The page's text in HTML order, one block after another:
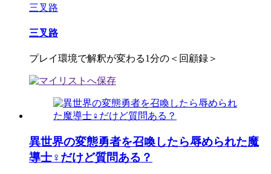
三叉路
三叉路
プレイ環境で解釈が変わる1分の＜回顧録＞
異世界の変態勇者を召喚したら辱められた魔
導士♀だけど質問ある？